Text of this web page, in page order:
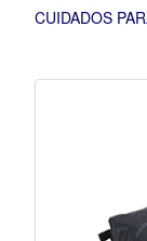
CUIDADOS